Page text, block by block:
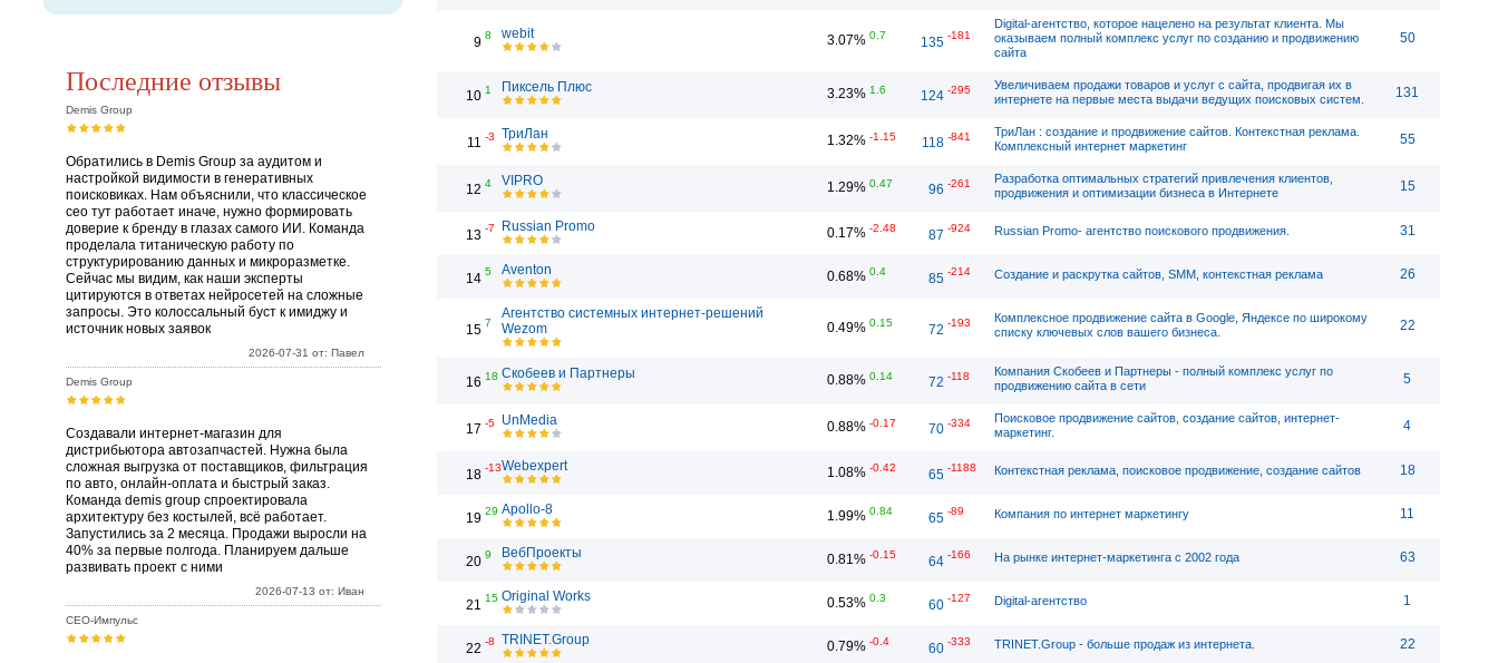
Последние отзывы
Demis Group
Обратились в Demis Group за аудитом и
настройкой видимости в генеративных
поисковиках. Нам объяснили, что классическое
сео тут работает иначе, нужно формировать
доверие к бренду в глазах самого ИИ. Команда
проделала титаническую работу по
структурированию данных и микроразметке.
Сейчас мы видим, как наши эксперты
цитируются в ответах нейросетей на сложные
запросы. Это колоссальный буст к имиджу и
источник новых заявок
2026-07-31 от: Павел
Demis Group
Создавали интернет-магазин для
дистрибьютора автозапчастей. Нужна была
сложная выгрузка от поставщиков, фильтрация
по авто, онлайн-оплата и быстрый заказ.
Команда demis group спроектировала
архитектуру без костылей, всё работает.
Запустились за 2 месяца. Продажи выросли на
40% за первые полгода. Планируем дальше
развивать проект с ними
2026-07-13 от: Иван
СЕО-Импульс
9 8 webit 3.07% 0.7 135 -181
Digital-агентство, которое нацелено на результат клиента. Мы
оказываем полный комплекс услуг по созданию и продвижению
сайта
50
10 1 Пиксель Плюс 3.23% 1.6 124 -295
Увеличиваем продажи товаров и услуг с сайта, продвигая их в
интернете на первые места выдачи ведущих поисковых систем.
131
11 -3 ТриЛан 1.32% -1.15 118 -841
ТриЛан : создание и продвижение сайтов. Контекстная реклама.
Комплексный интернет маркетинг
55
12 4 VIPRO 1.29% 0.47 96 -261
Разработка оптимальных стратегий привлечения клиентов,
продвижения и оптимизации бизнеса в Интернете
15
13 -7 Russian Promo 0.17% -2.48 87 -924 Russian Promo- агентство поискового продвижения. 31
14 5 Aventon 0.68% 0.4 85 -214 Создание и раскрутка сайтов, SMM, контекстная реклама 26
15 7
Агентство системных интернет-решений
Wezom
0.49% 0.15 72 -193
Комплексное продвижение сайта в Google, Яндексе по широкому
списку ключевых слов вашего бизнеса.
22
16 18 Скобеев и Партнеры 0.88% 0.14 72 -118
Компания Скобеев и Партнеры - полный комплекс услуг по
продвижению сайта в сети
5
17 -5 UnMedia 0.88% -0.17 70 -334
Поисковое продвижение сайтов, создание сайтов, интернет-
маркетинг.
4
18 -13Webexpert 1.08% -0.42 65 -1188 Контекстная реклама, поисковое продвижение, создание сайтов 18
19 29 Apollo-8 1.99% 0.84 65 -89 Компания по интернет маркетингу 11
20 9 ВебПроекты 0.81% -0.15 64 -166 На рынке интернет-маркетинга с 2002 года 63
21 15 Original Works 0.53% 0.3 60 -127 Digital-агентство 1
22 -8 TRINET.Group 0.79% -0.4 60 -333 TRINET.Group - больше продаж из интернета. 22